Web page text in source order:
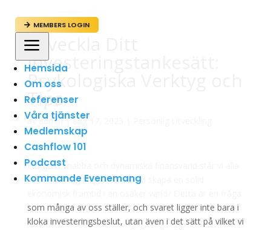
 MEMBERS LOGIN
a
Hemsida
Om oss
Referenser
Våra tjänster
Medlemskap
Cashflow 101
Podcast
Kommande Evenemang
Utveckla Ditt
Investeringstankesätt:
Psykologiska Verktyg och
Tips
avadmin|aug 17, 2023
I dagens snabba och dynamiska finansvärld står vi alla
inför en viktig fråga: Hur kan vi skapa en solid
som många av oss ställer, och svaret ligger inte bara i
kloka investeringsbeslut, utan även i det sätt på vilket vi